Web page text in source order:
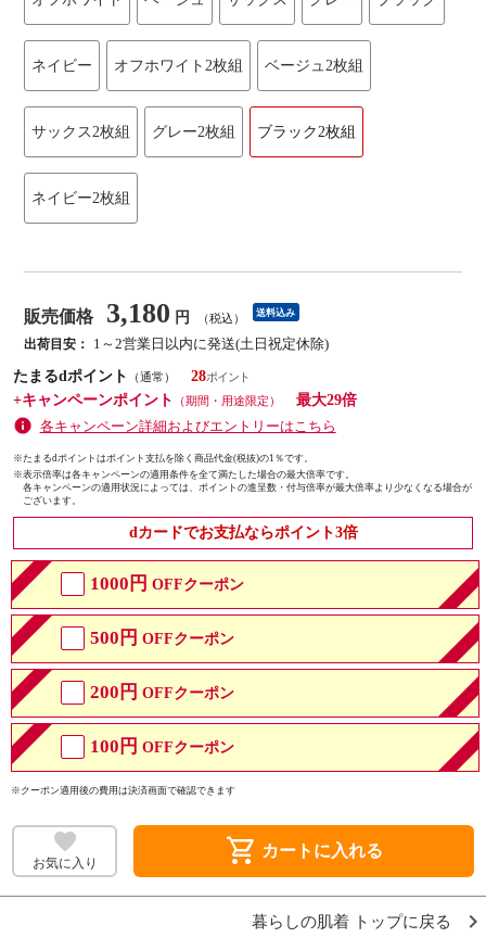
ネイビー オフホワイト2枚組 ベージュ2枚組
サックス2枚組 グレー2枚組 ブラック2枚組
ネイビー2枚組
販売価格 3,180 円 （税込） 送料込み
出荷目安：
1～2営業日以内に発送(土日祝定休除)
たまるdポイント
（通常）
28
+キャンペーンポイント
（期間・用途限定）
最大29倍
各キャンペーン詳細およびエントリーはこちら
※たまるdポイントはポイント支払を除く商品代金(税抜)の1％です。
※表示倍率は各キャンペーンの適用条件を全て満たした場合の最大倍率です。
各キャンペーンの適用状況によっては、ポイントの進呈数・付与倍率が最大倍率より少なくなる場合が
ございます。
dカードでお支払ならポイント3倍
1000円 OFFクーポン
500円 OFFクーポン
200円 OFFクーポン
100円 OFFクーポン
※クーポン適用後の費用は決済画面で確認できます
お気に入り shopping_cart カートに入れる
暮らしの肌着 トップに戻る